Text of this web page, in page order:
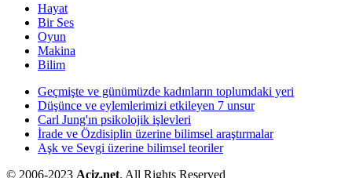
Hayat
Bir Ses
Oyun
Makina
Bilim
Geçmişte ve günümüzde kadınların toplumdaki yeri
Düşünce ve eylemlerimizi etkileyen 7 unsur
Carl Jung'ın psikolojik işlevleri
İrade ve Özdisiplin üzerine bilimsel araştırmalar
Aşk ve Sevgi üzerine bilimsel teoriler
© 2006-2023 Aciz.net. All Rights Reserved